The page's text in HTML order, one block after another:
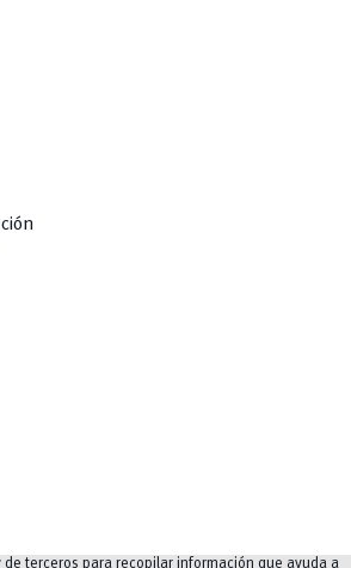
terceros para recopilar información que ayuda a